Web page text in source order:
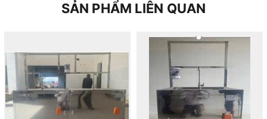
SẢN PHẨM LIÊN QUAN